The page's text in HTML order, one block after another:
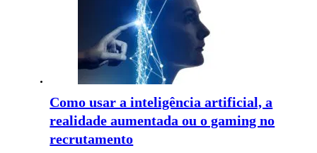
Como usar a inteligência artificial, a
realidade aumentada ou o gaming no
recrutamento